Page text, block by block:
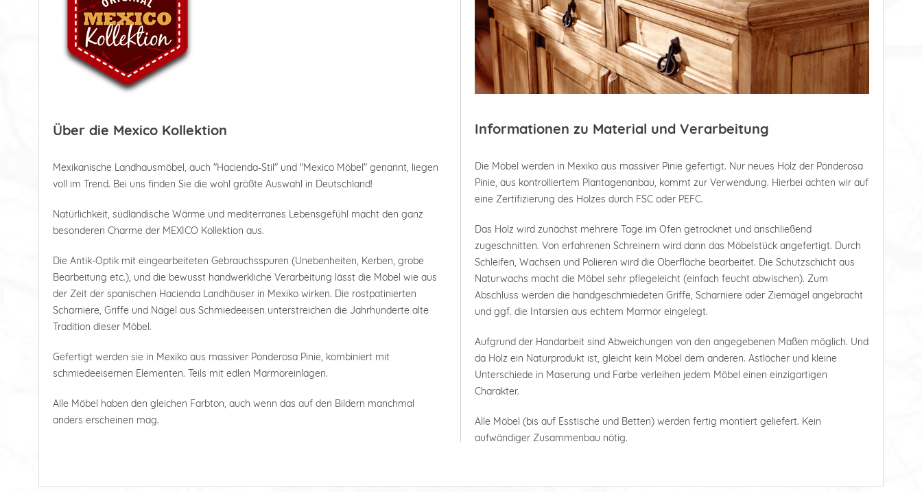
Über die Mexico Kollektion
Mexikanische Landhausmöbel, auch "Hacienda-Stil" und "Mexico Möbel" genannt, liegen
voll im Trend. Bei uns finden Sie die wohl größte Auswahl in Deutschland!
Natürlichkeit, südländische Wärme und mediterranes Lebensgefühl macht den ganz
besonderen Charme der MEXICO Kollektion aus.
Die Antik-Optik mit eingearbeiteten Gebrauchsspuren (Unebenheiten, Kerben, grobe
Bearbeitung etc.), und die bewusst handwerkliche Verarbeitung lässt die Möbel wie aus
der Zeit der spanischen Hacienda Landhäuser in Mexiko wirken. Die rostpatinierten
Scharniere, Griffe und Nägel aus Schmiedeeisen unterstreichen die Jahrhunderte alte
Tradition dieser Möbel.
Gefertigt werden sie in Mexiko aus massiver Ponderosa Pinie, kombiniert mit
schmiedeeisernen Elementen. Teils mit edlen Marmoreinlagen.
Alle Möbel haben den gleichen Farbton, auch wenn das auf den Bildern manchmal
anders erscheinen mag.
Informationen zu Material und Verarbeitung
Die Möbel werden in Mexiko aus massiver Pinie gefertigt. Nur neues Holz der Ponderosa
Pinie, aus kontrolliertem Plantagenanbau, kommt zur Verwendung. Hierbei achten wir auf
eine Zertifizierung des Holzes durch FSC oder PEFC.
Das Holz wird zunächst mehrere Tage im Ofen getrocknet und anschließend
zugeschnitten. Von erfahrenen Schreinern wird dann das Möbelstück angefertigt. Durch
Schleifen, Wachsen und Polieren wird die Oberfläche bearbeitet. Die Schutzschicht aus
Naturwachs macht die Möbel sehr pflegeleicht (einfach feucht abwischen). Zum
Abschluss werden die handgeschmiedeten Griffe, Scharniere oder Ziernägel angebracht
und ggf. die Intarsien aus echtem Marmor eingelegt.
Aufgrund der Handarbeit sind Abweichungen von den angegebenen Maßen möglich. Und
da Holz ein Naturprodukt ist, gleicht kein Möbel dem anderen. Astlöcher und kleine
Unterschiede in Maserung und Farbe verleihen jedem Möbel einen einzigartigen
Charakter.
Alle Möbel (bis auf Esstische und Betten) werden fertig montiert geliefert. Kein
aufwändiger Zusammenbau nötig.